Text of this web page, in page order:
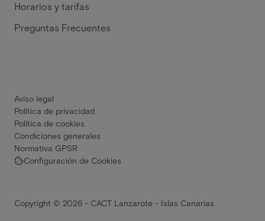
Horarios y tarifas
Preguntas Frecuentes
Aviso legal
Política de privacidad
Política de cookies
Condiciones generales
Normativa GPSR
Configuración de Cookies
Copyright © 2026 - CACT Lanzarote - Islas Canarias